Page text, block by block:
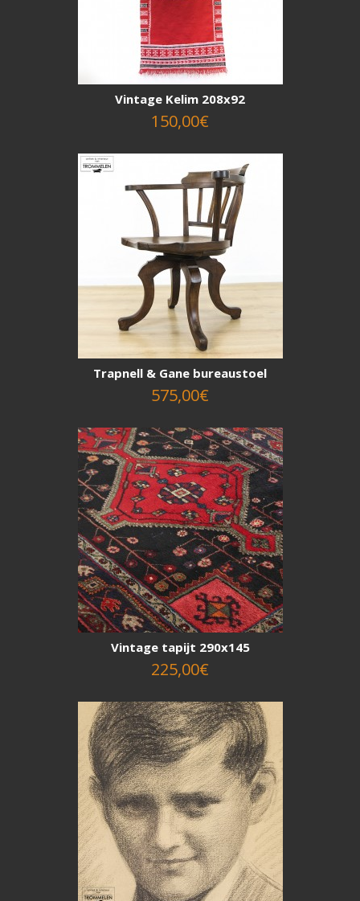
Vintage Kelim 208x92
150,00€
Trapnell & Gane bureaustoel
575,00€
Vintage tapijt 290x145
225,00€